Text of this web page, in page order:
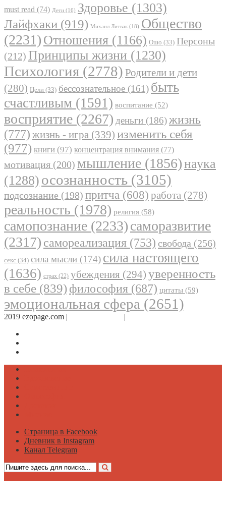
must read (74) Дети (16) Здоровье (1303)
Лайфхаки (919) Михаил Литвак (18) Общество
(2231) Отношения (1166) Ошо (33) Персоны
(212) Принципы жизни (1230)
Психология (2778) Родители и дети
(280) Цели (33) бессознательное (161) быть
счастливым (1591) воспитание (52)
восприятие (2267) деньги (186)жизнь
(777) жизнь - игра (339) изменить себя
(977) книги (97) концентрация внимания (77)
мотивация (200) мышление (1856)наука
(1288) осознанность (3105)
подсознание (198) притча (608) работа (278)
реальность (1978) религия (58)
самопознание (2233)саморазвитие
(2317) самореализация (753) свобода (256)
секс (34) сила мысли (174) сила настоящего
(1636) страх (22) убеждения (294) уверенность
в себе (839) философия (687) цитаты (59)
эмоциональная сфера (2651)
2019 ezopage.com | |
Страница в Facebook
Дневник в Instagram
Канал Telegram